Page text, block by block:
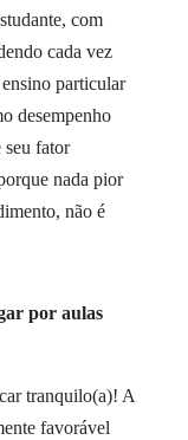
com
cada vez
particular
desempenho
seu fator
nada pior
não é
por aulas
tranquilo(a)! A
favorável